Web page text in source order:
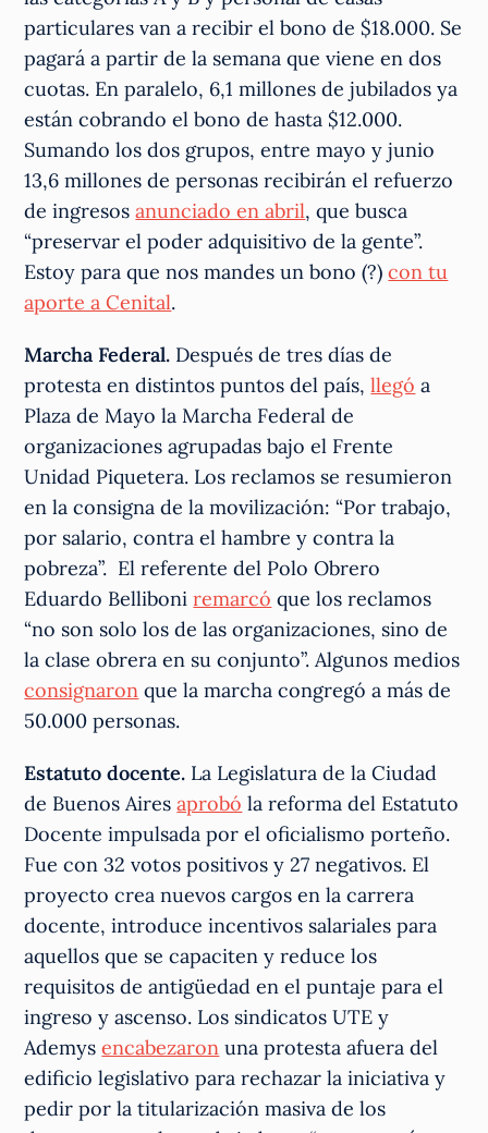
particulares van a recibir el bono de $18.000. Se
pagará a partir de la semana que viene en dos
cuotas. En paralelo, 6,1 millones de jubilados ya
están cobrando el bono de hasta $12.000.
Sumando los dos grupos, entre mayo y junio
13,6 millones de personas recibirán el refuerzo
de ingresosanunciado en abril, que busca
“preservar el poder adquisitivo de la gente”.
Estoy para que nos mandes un bono (?)con tu
aporte a Cenital.
Marcha Federal. Después de tres días de
protesta en distintos puntos del país,llegó a
Plaza de Mayo la Marcha Federal de
organizaciones agrupadas bajo el Frente
Unidad Piquetera. Los reclamos se resumieron
en la consigna de la movilización: “Por trabajo,
por salario, contra el hambre y contra la
pobreza”. El referente del Polo Obrero
Eduardo Belliboniremarcó que los reclamos
“no son solo los de las organizaciones, sino de
la clase obrera en su conjunto”. Algunos medios
consignaron que la marcha congregó a más de
50.000 personas.
Estatuto docente. La Legislatura de la Ciudad
de Buenos Airesaprobó la reforma del Estatuto
Docente impulsada por el oficialismo porteño.
Fue con 32 votos positivos y 27 negativos. El
proyecto crea nuevos cargos en la carrera
docente, introduce incentivos salariales para
aquellos que se capaciten y reduce los
requisitos de antigüedad en el puntaje para el
ingreso y ascenso. Los sindicatos UTE y
Ademysencabezaron una protesta afuera del
edificio legislativo para rechazar la iniciativa y
pedir por la titularización masiva de los